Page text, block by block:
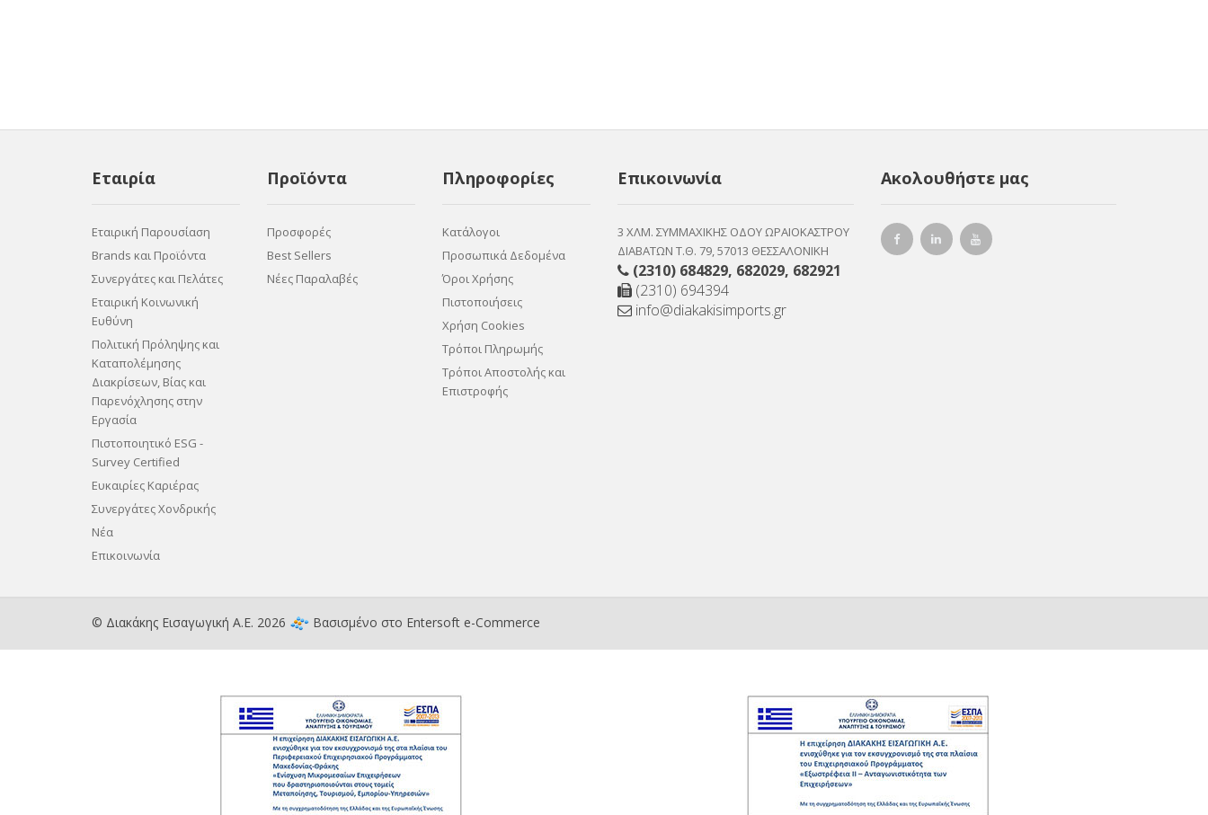
Εταιρία
Εταιρική Παρουσίαση
Brands και Προϊόντα
Συνεργάτες και Πελάτες
Εταιρική Κοινωνική
Ευθύνη
Πολιτική Πρόληψης και
Καταπολέμησης
Διακρίσεων, Βίας και
Παρενόχλησης στην
Εργασία
Πιστοποιητικό ESG -
Survey Certified
Ευκαιρίες Καριέρας
Συνεργάτες Χονδρικής
Νέα
Επικοινωνία
Προϊόντα
Προσφορές
Best Sellers
Νέες Παραλαβές
Πληροφορίες
Κατάλογοι
Προσωπικά Δεδομένα
Όροι Χρήσης
Πιστοποιήσεις
Χρήση Cookies
Τρόποι Πληρωμής
Τρόποι Αποστολής και
Επιστροφής
Επικοινωνία
3 ΧΛΜ. ΣΥΜΜΑΧΙΚΗΣ ΟΔΟΥ ΩΡΑΙΟΚΑΣΤΡΟΥ
ΔΙΑΒΑΤΩΝ Τ.Θ. 79, 57013 ΘΕΣΣΑΛΟΝΙΚΗ
(2310) 684829, 682029, 682921
(2310) 694394
info@diakakisimports.gr
Ακολουθήστε μας
© Διακάκης Εισαγωγική Α.Ε. 2026 Βασισμένο στο Entersoft e-Commerce